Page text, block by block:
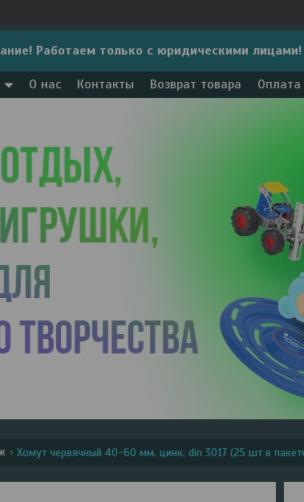
Работаем только с юридическими лицами!
О нас Контакты Возврат товара Оплата
Хомут червячный 40-60 мм, цинк, din 3017 (25 шт в